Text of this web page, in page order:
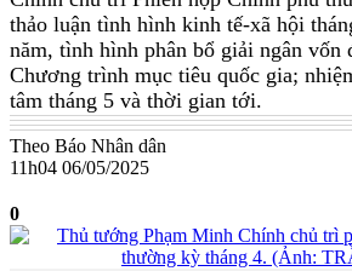
thảo luận tình hình kinh tế-xã hội
năm, tình hình phân bổ giải ngân vốn
Chương trình mục tiêu quốc gia;
tâm tháng 5 và thời gian tới.
Theo Báo Nhân dân
11h04 06/05/2025
0